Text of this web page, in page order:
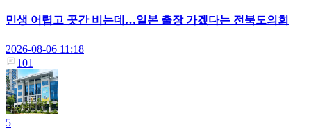
민생 어렵고 곳간 비는데…일본 출장 가겠다는 전북도의회
2026-08-06 11:18
101
5